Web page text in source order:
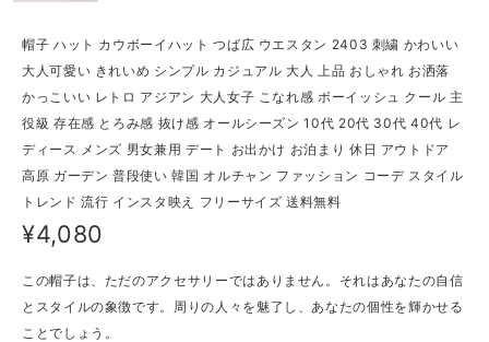
帽子 ハット カウボーイハット つば広 ウエスタン 2403 刺繍 かわいい
大人可愛い きれいめ シンプル カジュアル 大人 上品 おしゃれ お洒落
かっこいい レトロ アジアン 大人女子 こなれ感 ボーイッシュ クール 主
役級 存在感 とろみ感 抜け感 オールシーズン 10代 20代 30代 40代 レ
ディース メンズ 男女兼用 デート お出かけ お泊まり 休日 アウトドア
高原 ガーデン 普段使い 韓国 オルチャン ファッション コーデ スタイル
トレンド 流行 インスタ映え フリーサイズ 送料無料
¥4,080
この帽子は、ただのアクセサリーではありません。それはあなたの自信
とスタイルの象徴です。周りの人々を魅了し、あなたの個性を輝かせる
ことでしょう。